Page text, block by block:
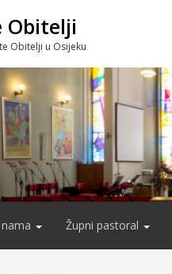
Obitelji
Obitelji u Osijeku
Župni pastoral